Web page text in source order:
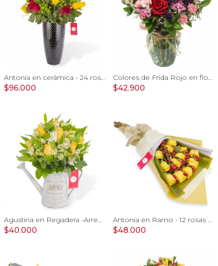
Antonia en cerámica - 24 rosas rojo y amarillo e hypericum
$96.000
Colores de Frida Rojo en florero - Ánfora con rosas, claveles, estate y limonium
$42.900
Agustina en Regadera -Arreglo 10 rosas amarillo y astromelia
$40.000
Antonia en Ramo - 12 rosas ecuatorianas amarillo e hypericum
$48.000